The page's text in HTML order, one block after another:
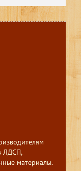
ЛДСП,
материалы.